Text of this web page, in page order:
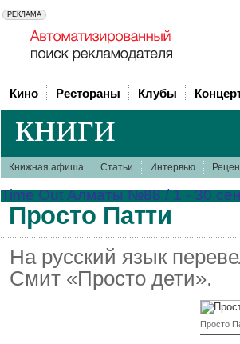
Кино Рестораны Клубы
книги
Книжная афиша Статьи Интервью
Time Out Алматы №88 / 1 - 30
Просто Патти
На русский язык
Смит «Просто дети».
Просто